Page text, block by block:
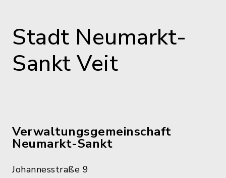
Stadt Neumarkt-
Sankt Veit
Verwaltungsgemeinschaft
Neumarkt-Sankt
Johannesstraße 9